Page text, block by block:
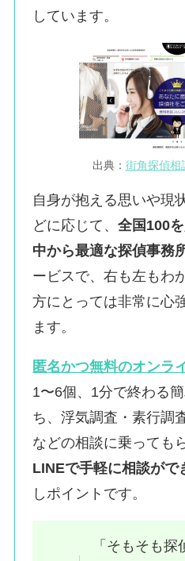
しています。
出典： 街角探偵相
自身が抱える思いや現
どに応じて、全国100
中から最適な探偵事務
ービスで、右も左もわ
方にとっては非常に心
ます。
匿名かつ無料のオンラ
1〜6個、1分で終わる
ち、浮気調査・素行調
などの相談に乗っても
LINEで手軽に相談がで
しポイントです。
「そもそも探